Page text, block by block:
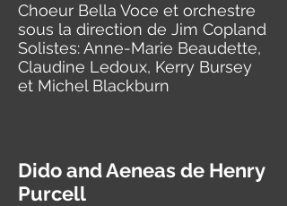
Choeur Bella Voce et orchestre
sous la direction de Jim Copland
Solistes: Anne-Marie Beaudette,
Claudine Ledoux, Kerry Bursey
et Michel Blackburn
Dido and Aeneas de Henry
Purcell